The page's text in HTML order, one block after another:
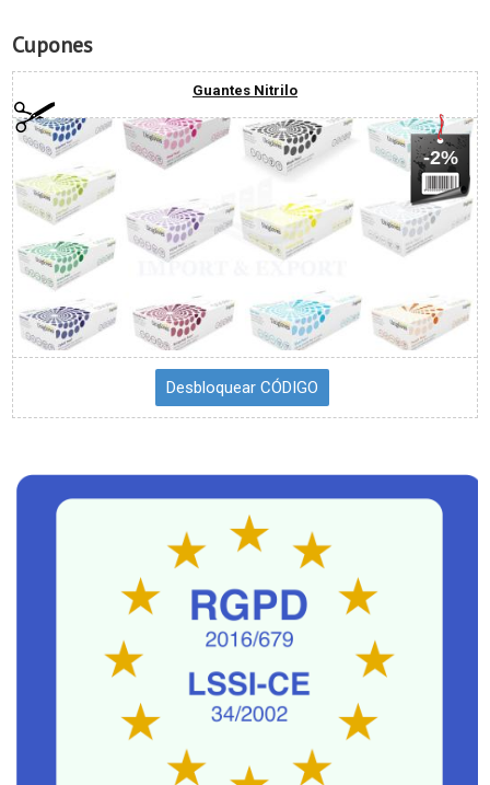
Cupones
Guantes Nitrilo
-2%